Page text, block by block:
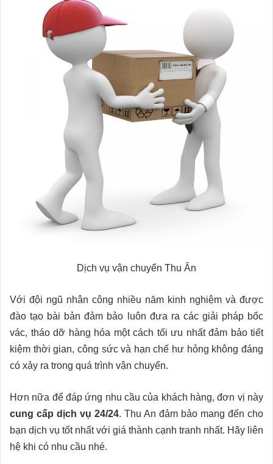
Dịch vụ vận chuyển Thu Ân
Với đội ngũ nhân công nhiều năm kinh nghiệm và được
đào tạo bài bản đảm bảo luôn đưa ra các giải pháp bốc
vác, tháo dỡ hàng hóa một cách tối ưu nhất đảm bảo tiết
kiệm thời gian, công sức và hạn chế hư hỏng không đáng
có xảy ra trong quá trình vận chuyển.
Hơn nữa để đáp ứng nhu cầu của khách hàng, đơn vị này
cung cấp dịch vụ 24/24. Thu An đảm bảo mang đến cho
bạn dịch vụ tốt nhất với giá thành cạnh tranh nhất. Hãy liên
hệ khi có nhu cầu nhé.